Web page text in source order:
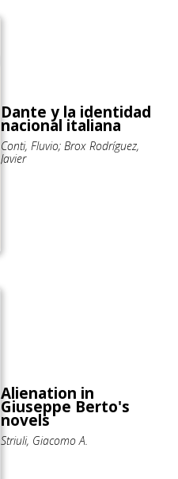
Dante y la identidad
nacional italiana
Conti, Fluvio; Brox Rodríguez,
Javier
Alienation in
Giuseppe Berto's
novels
Striuli, Giacomo A.